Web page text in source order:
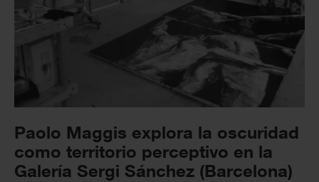
Paolo Maggis explora la oscuridad
como territorio perceptivo en la
Galería Sergi Sánchez (Barcelona)